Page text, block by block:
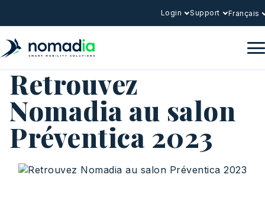
Login Support Français
Retrouvez
Nomadia au salon
Préventica 2023